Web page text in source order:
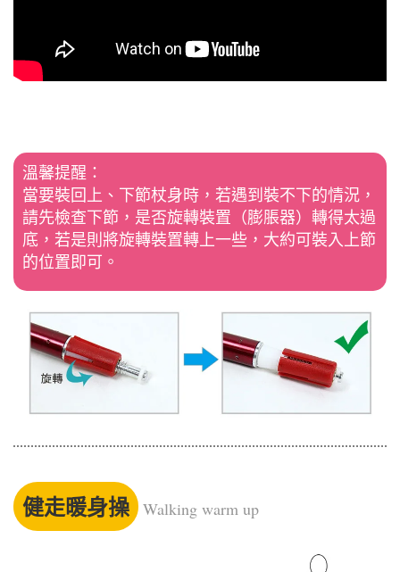
溫馨提醒：
當要裝回上、下節杖身時，若遇到裝不下的情況，
請先檢查下節，是否旋轉裝置（膨脹器）轉得太過
底，若是則將旋轉裝置轉上一些，大約可裝入上節
的位置即可。
健走暖身操 Walking warm up